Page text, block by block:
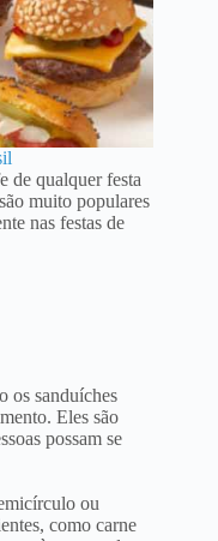
de qualquer festa
muito populares
nas festas de
os sanduíches
Eles são
possam se
ou
como carne